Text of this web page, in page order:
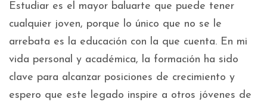
Estudiar es el mayor baluarte que puede tener
cualquier joven, porque lo único que no se le
arrebata es la educación con la que cuenta. En mi
vida personal y académica, la formación ha sido
clave para alcanzar posiciones de crecimiento y
espero que este legado inspire a otros jóvenes de